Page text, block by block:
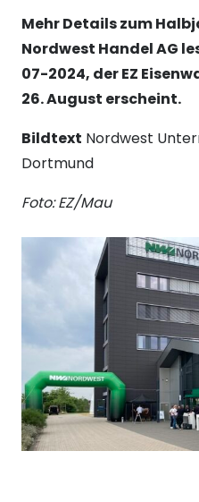
Mehr Details zum
Nordwest Handel AG
07-2024, der EZ
26. August erscheint.
Bildtext Nordwest
Dortmund
Foto: EZ/Mau